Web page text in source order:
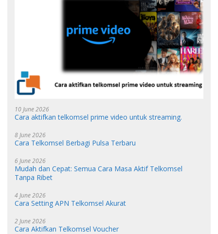
10 June 2026
Cara aktifkan telkomsel prime video untuk streaming.
8 June 2026
Cara Telkomsel Berbagi Pulsa Terbaru
6 June 2026
Mudah dan Cepat: Semua Cara Masa Aktif Telkomsel
Tanpa Ribet
4 June 2026
Cara Setting APN Telkomsel Akurat
2 June 2026
Cara Aktifkan Telkomsel Voucher